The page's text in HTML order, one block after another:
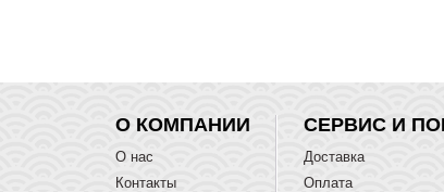
О КОМПАНИИ
О нас
Контакты
СЕРВИС И
Доставка
Оплата